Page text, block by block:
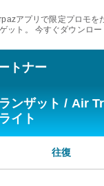
アプリで限定プロモを
ット。 今すぐダウンロー
トナー
ンザット / Air
イト
往復